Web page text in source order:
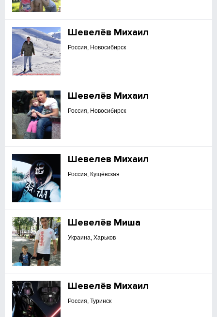
Шевелёв Михаил
Россия, Новосибирск
Шевелёв Михаил
Россия, Новосибирск
Шевелев Михаил
Россия, Кущёвская
Шевелёв Миша
Украина, Харьков
Шевелёв Михаил
Россия, Туринск